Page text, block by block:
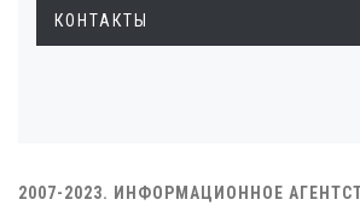
КОНТАКТЫ
2007-2023. ИНФОРМАЦИОННОЕ